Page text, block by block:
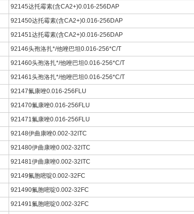
92145达托霉素(含CA2+)0.016-256DAP
921450达托霉素(含CA2+)0.016-256DAP
921451达托霉素(含CA2+)0.016-256DAP
92146头孢洛扎*/他唑巴坦0.016-256*C/T
921460头孢洛扎*/他唑巴坦0.016-256*C/T
921461头孢洛扎*/他唑巴坦0.016-256*C/T
92147氟康唑0.016-256FLU
921470氟康唑0.016-256FLU
921471氟康唑0.016-256FLU
92148伊曲康唑0.002-32ITC
921480伊曲康唑0.002-32ITC
921481伊曲康唑0.002-32ITC
92149氟胞嘧啶0.002-32FC
921490氟胞嘧啶0.002-32FC
921491氟胞嘧啶0.002-32FC